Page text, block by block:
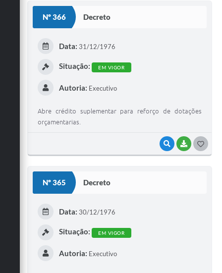
Nº 366 Decreto
VISUALIZAR
BAIXAR
Data: 31/12/1976
Situação: EM VIGOR
Autoria: Executivo
Abre crédito suplementar para reforço de dotações
orçamentarias.
Nº 365 Decreto
Data: 30/12/1976
Situação: EM VIGOR
Autoria: Executivo